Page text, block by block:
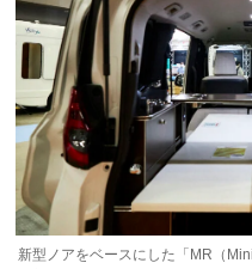
新型ノアをベースにした「MR（